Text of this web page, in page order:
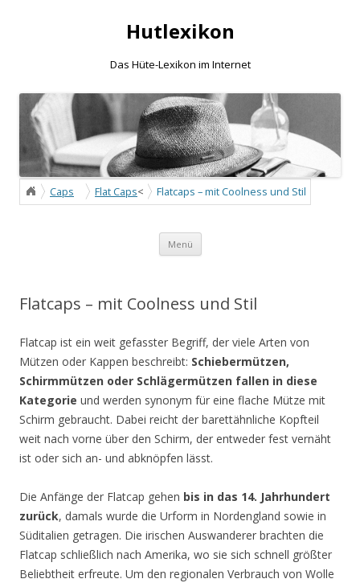
Hutlexikon
Das Hüte-Lexikon im Internet
Caps Flat Caps< Flatcaps – mit Coolness und Stil
Menü Zum Inhalt springen
Flatcaps – mit Coolness und Stil
Flatcap ist ein weit gefasster Begriff, der viele Arten von
Mützen oder Kappen beschreibt: Schiebermützen,
Schirmmützen oder Schlägermützen fallen in diese
Kategorie und werden synonym für eine flache Mütze mit
Schirm gebraucht. Dabei reicht der barettähnliche Kopfteil
weit nach vorne über den Schirm, der entweder fest vernäht
ist oder sich an- und abknöpfen lässt.
Die Anfänge der Flatcap gehen bis in das 14. Jahrhundert
zurück, damals wurde die Urform in Nordengland sowie in
Süditalien getragen. Die irischen Auswanderer brachten die
Flatcap schließlich nach Amerika, wo sie sich schnell größter
Beliebtheit erfreute. Um den regionalen Verbrauch von Wolle